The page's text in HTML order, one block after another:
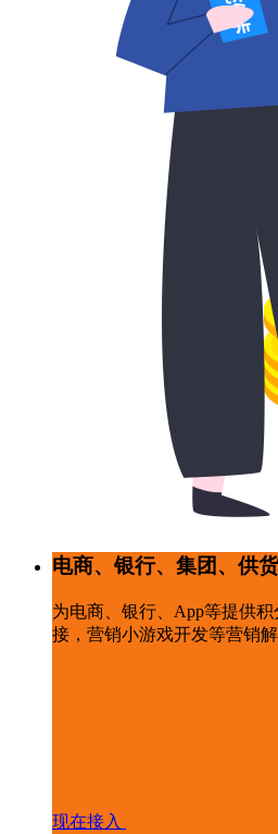
电商、银行、集团、供货
为电商、银行、App等提供
接，营销小游戏开发等营销解
现在接入